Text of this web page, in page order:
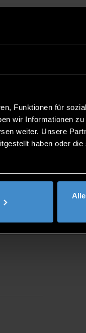
Funktionen für
wir Informationen
weiter. Unsere
haben oder